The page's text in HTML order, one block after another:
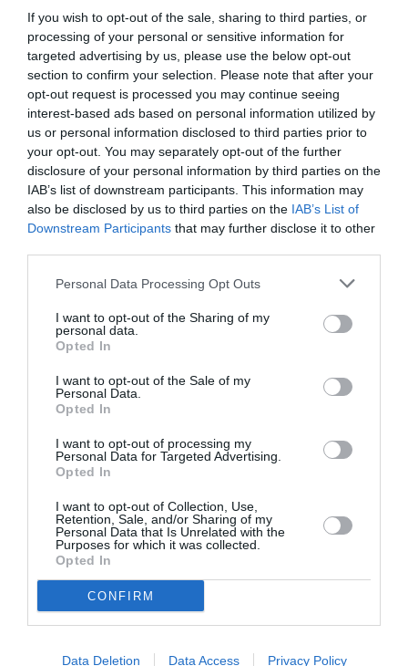
If you wish to opt-out of the sale, sharing to third parties, or
processing of your personal or sensitive information for
targeted advertising by us, please use the below opt-out
section to confirm your selection. Please note that after your
opt-out request is processed you may continue seeing
interest-based ads based on personal information utilized by
us or personal information disclosed to third parties prior to
your opt-out. You may separately opt-out of the further
disclosure of your personal information by third parties on the
IAB’s list of downstream participants. This information may
also be disclosed by us to third parties on the IAB’s List of
Downstream Participants that may further disclose it to other
Personal Data Processing Opt Outs
I want to opt-out of the Sharing of my
personal data.
Opted In
I want to opt-out of the Sale of my
Personal Data.
Opted In
I want to opt-out of processing my
Personal Data for Targeted Advertising.
Opted In
I want to opt-out of Collection, Use,
Retention, Sale, and/or Sharing of my
Personal Data that Is Unrelated with the
Purposes for which it was collected.
Opted In
CONFIRM
Data Deletion Data Access Privacy Policy
De toutes façons, un autre tribunal considérera après coup,
que ce ne sont que des actes ‘bon enfant’ selon l’expression
de notre incomparable Castéa-Jaja-Yaya
RÉPONDRE
LAISSER UN COMMENTAIRE
FAIRE UN DON
Appel aux lecteurs !
développement !
DERNIERS COMMENTAIRES
Airlines relie l’Écosse à l’Australie